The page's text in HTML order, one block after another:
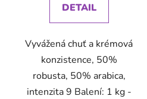
DETAIL
Vyvážená chuť a krémová
konzistence, 50%
robusta, 50% arabica,
intenzita 9 Balení: 1 kg -